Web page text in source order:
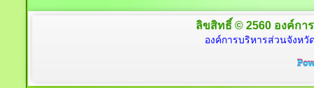
ลิขสิทธิ์ © 2560 องค์กา
องค์การบริหารส่วนจังหวั